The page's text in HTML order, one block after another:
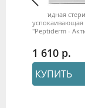
Пептидная
успокаивающая
"Peptiderm -
1 610
КУПИТЬ